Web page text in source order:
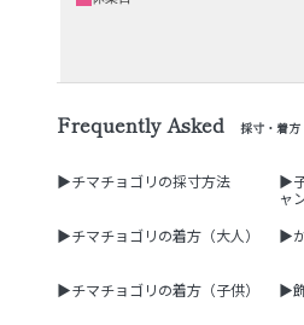
Frequently Asked 採寸・着方
▶チマチョゴリの採寸方法
▶
ャ
▶チマチョゴリの着方（大人）
▶
▶チマチョゴリの着方（子供） ▶